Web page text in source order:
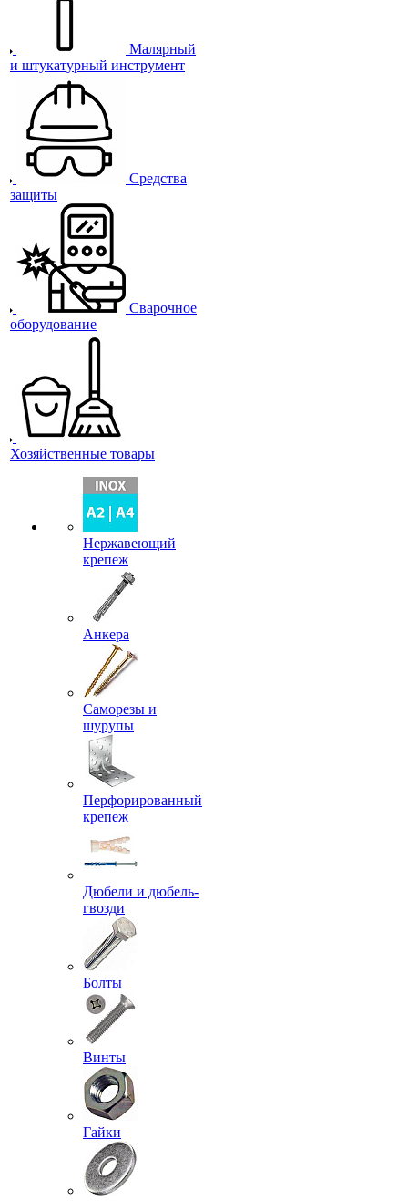
Малярный
и штукатурный инструмент
Средства
защиты
Сварочное
оборудование
Хозяйственные товары
Нержавеющий
крепеж
Анкера
Саморезы и
шурупы
Перфорированный
крепеж
Дюбели и дюбель-
гвозди
Болты
Винты
Гайки